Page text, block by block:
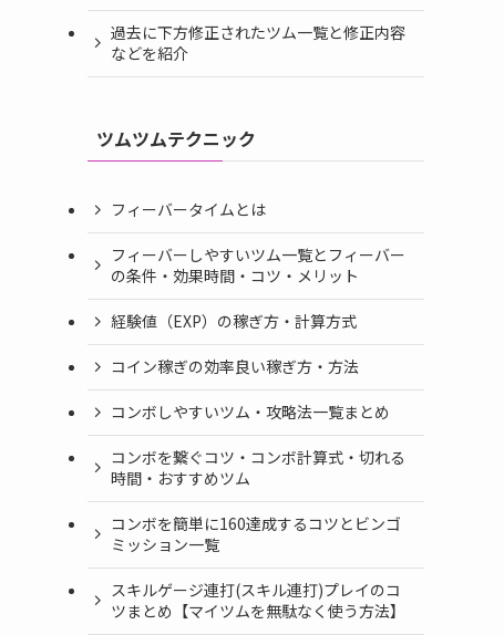
過去に下方修正されたツム一覧と修正内容
などを紹介
ツムツムテクニック
フィーバータイムとは
フィーバーしやすいツム一覧とフィーバー
の条件・効果時間・コツ・メリット
経験値（EXP）の稼ぎ方・計算方式
コイン稼ぎの効率良い稼ぎ方・方法
コンボしやすいツム・攻略法一覧まとめ
コンボを繋ぐコツ・コンボ計算式・切れる
時間・おすすめツム
コンボを簡単に160達成するコツとビンゴ
ミッション一覧
スキルゲージ連打(スキル連打)プレイのコ
ツまとめ【マイツムを無駄なく使う方法】